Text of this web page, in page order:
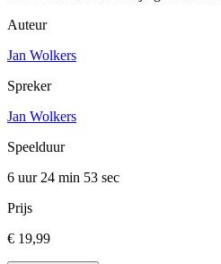
Auteur
Jan Wolkers
Spreker
Jan Wolkers
Speelduur
6 uur 24 min 53 sec
Prijs
€ 19,99